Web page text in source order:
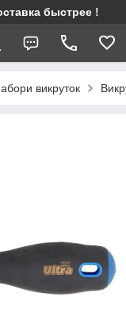
быстрее !
викруток